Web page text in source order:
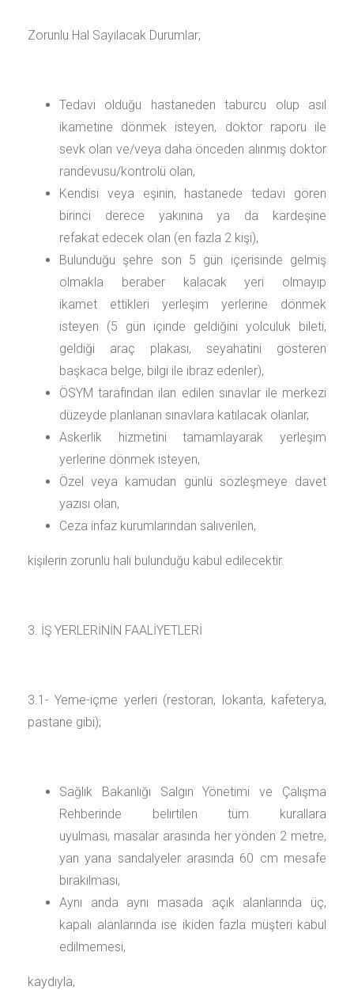
Zorunlu Hal Sayılacak Durumlar;
Tedavi olduğu hastaneden taburcu olup asıl
ikametine dönmek isteyen, doktor raporu ile
sevk olan ve/veya daha önceden alınmış doktor
randevusu/kontrolü olan,
Kendisi veya eşinin, hastanede tedavi gören
birinci derece yakınına ya da kardeşine
refakat edecek olan (en fazla 2 kişi),
Bulunduğu şehre son 5 gün içerisinde gelmiş
olmakla beraber kalacak yeri olmayıp
ikamet ettikleri yerleşim yerlerine dönmek
isteyen (5 gün içinde geldiğini yolculuk bileti,
geldiği araç plakası, seyahatini gösteren
başkaca belge, bilgi ile ibraz edenler),
ÖSYM tarafından ilan edilen sınavlar ile merkezi
düzeyde planlanan sınavlara katılacak olanlar,
Askerlik hizmetini tamamlayarak yerleşim
yerlerine dönmek isteyen,
Özel veya kamudan günlü sözleşmeye davet
yazısı olan,
Ceza infaz kurumlarından salıverilen,
kişilerin zorunlu hali bulunduğu kabul edilecektir.
3. İŞ YERLERİNİN FAALİYETLERİ
3.1- Yeme-içme yerleri (restoran, lokanta, kafeterya,
pastane gibi);
Sağlık Bakanlığı Salgın Yönetimi ve Çalışma
Rehberinde belirtilen tüm kurallara
uyulması, masalar arasında her yönden 2 metre,
yan yana sandalyeler arasında 60 cm mesafe
bırakılması,
Aynı anda aynı masada açık alanlarında üç,
kapalı alanlarında ise ikiden fazla müşteri kabul
edilmemesi,
kaydıyla,